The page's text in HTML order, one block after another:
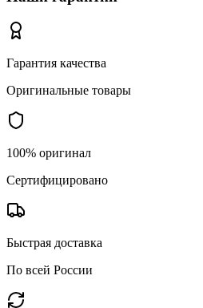
Гарантия качества
Оригинальные товары
100% оригинал
Сертифицировано
Быстрая доставка
По всей России